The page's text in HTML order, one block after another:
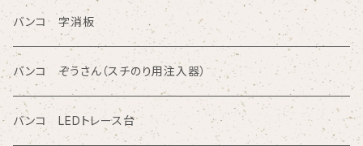
三角形/四角形/五角形/多角形入りテンプレート定規
カタカナ入りテンプレート定規
図面レイアウト/ 専門チャート/その他テンプレート定規
直定規
読み取り定規
ツイン定規
ポリエチレン系樹脂（PVC）
オレフィン系樹脂
バンコ 字消板
バンコ ぞうさん（スチのり用注入器）
バンコ LEDトレース台